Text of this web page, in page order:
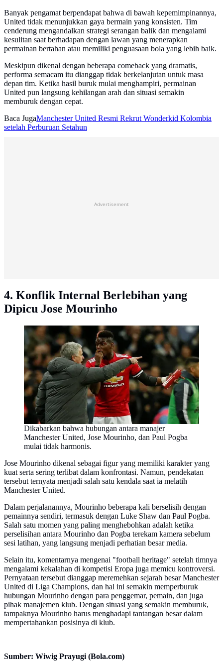
Banyak pengamat berpendapat bahwa di bawah kepemimpinannya,
United tidak menunjukkan gaya bermain yang konsisten. Tim
cenderung mengandalkan strategi serangan balik dan mengalami
kesulitan saat berhadapan dengan lawan yang menerapkan
permainan bertahan atau memiliki penguasaan bola yang lebih baik.
Meskipun dikenal dengan beberapa comeback yang dramatis,
performa semacam itu dianggap tidak berkelanjutan untuk masa
depan tim. Ketika hasil buruk mulai menghampiri, permainan
United pun langsung kehilangan arah dan situasi semakin
memburuk dengan cepat.
Baca JugaManchester United Resmi Rekrut Wonderkid Kolombia
setelah Perburuan Setahun
Advertisement
4. Konflik Internal Berlebihan yang
Dipicu Jose Mourinho
Dikabarkan bahwa hubungan antara manajer
Manchester United, Jose Mourinho, dan Paul Pogba
mulai tidak harmonis.
Jose Mourinho dikenal sebagai figur yang memiliki karakter yang
kuat serta sering terlibat dalam konfrontasi. Namun, pendekatan
tersebut ternyata menjadi salah satu kendala saat ia melatih
Manchester United.
Dalam perjalanannya, Mourinho beberapa kali berselisih dengan
pemainnya sendiri, termasuk dengan Luke Shaw dan Paul Pogba.
Salah satu momen yang paling menghebohkan adalah ketika
perselisihan antara Mourinho dan Pogba terekam kamera sebelum
sesi latihan, yang langsung menjadi perhatian besar media.
Selain itu, komentarnya mengenai "football heritage" setelah timnya
mengalami kekalahan di kompetisi Eropa juga memicu kontroversi.
Pernyataan tersebut dianggap meremehkan sejarah besar Manchester
United di Liga Champions, dan hal ini semakin memperburuk
hubungan Mourinho dengan para penggemar, pemain, dan juga
pihak manajemen klub. Dengan situasi yang semakin memburuk,
tampaknya Mourinho harus menghadapi tantangan besar dalam
mempertahankan posisinya di klub.
Sumber: Wiwig Prayugi (Bola.com)